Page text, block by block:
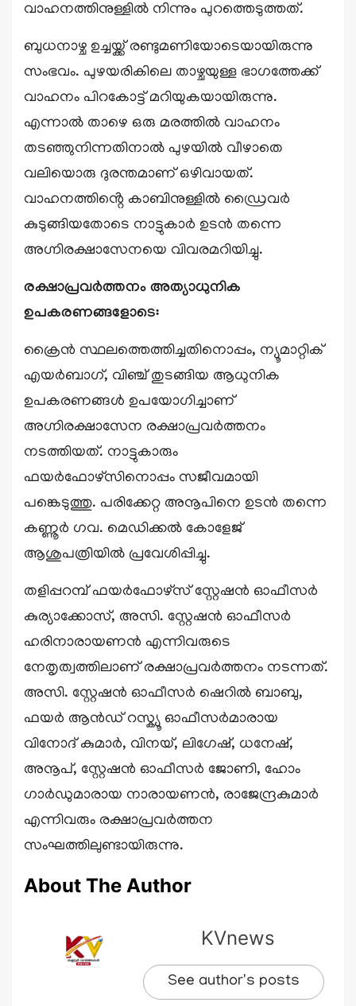
വാഹനത്തിനുള്ളിൽ നിന്നും പുറത്തെടുത്തത്.
ബുധനാഴ്ച ഉച്ചയ്ക്ക് രണ്ടുമണിയോടെയായിരുന്നു
സംഭവം. പുഴയരികിലെ താഴ്ചയുള്ള ഭാഗത്തേക്ക്
വാഹനം പിറകോട്ട് മറിയുകയായിരുന്നു.
എന്നാൽ താഴെ ഒരു മരത്തിൽ വാഹനം
തടഞ്ഞുനിന്നതിനാൽ പുഴയിൽ വീഴാതെ
വലിയൊരു ദുരന്തമാണ് ഒഴിവായത്.
വാഹനത്തിൻ്റെ കാബിനുള്ളിൽ ഡ്രൈവർ
കുടുങ്ങിയതോടെ നാട്ടുകാർ ഉടൻ തന്നെ
അഗ്നിരക്ഷാസേനയെ വിവരമറിയിച്ചു.
രക്ഷാപ്രവർത്തനം അത്യാധുനിക
ഉപകരണങ്ങളോടെ:
ക്രൈൻ സ്ഥലത്തെത്തിച്ചതിനൊപ്പം, ന്യൂമാറ്റിക്
എയർബാഗ്, വിഞ്ച് തുടങ്ങിയ ആധുനിക
ഉപകരണങ്ങൾ ഉപയോഗിച്ചാണ്
അഗ്നിരക്ഷാസേന രക്ഷാപ്രവർത്തനം
നടത്തിയത്. നാട്ടുകാരും
ഫയർഫോഴ്സിനൊപ്പം സജീവമായി
പങ്കെടുത്തു. പരിക്കേറ്റ അനൂപിനെ ഉടൻ തന്നെ
കണ്ണൂർ ഗവ. മെഡിക്കൽ കോളേജ്
ആശുപത്രിയിൽ പ്രവേശിപ്പിച്ചു.
തളിപ്പറമ്പ് ഫയർഫോഴ്സ് സ്റ്റേഷൻ ഓഫീസർ
കുര്യാക്കോസ്, അസി. സ്റ്റേഷൻ ഓഫീസർ
ഹരിനാരായണൻ എന്നിവരുടെ
നേതൃത്വത്തിലാണ് രക്ഷാപ്രവർത്തനം നടന്നത്.
അസി. സ്റ്റേഷൻ ഓഫീസർ ഷെറിൽ ബാബു,
ഫയർ ആൻഡ് റസ്ക്യൂ ഓഫീസർമാരായ
വിനോദ് കുമാർ, വിനയ്, ലിഗേഷ്, ധനേഷ്,
അനൂപ്, സ്റ്റേഷൻ ഓഫീസർ ജോണി, ഹോം
ഗാർഡുമാരായ നാരായണൻ, രാജേന്ദ്രകുമാർ
എന്നിവരും രക്ഷാപ്രവർത്തന
സംഘത്തിലുണ്ടായിരുന്നു.
About The Author
KVnews
See author's posts